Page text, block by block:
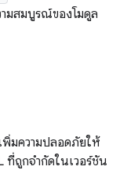
มสมบูรณ์ของโมดูล
พิ่มความปลอดภัยให้
ที่ถูกจำกัดในเวอร์ชัน